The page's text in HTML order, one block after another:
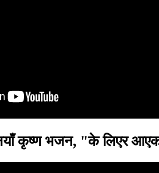
कृष्ण भजन, "के लिएर